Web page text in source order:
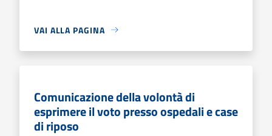
VAI ALLA PAGINA
Comunicazione della volontà di
esprimere il voto presso ospedali e case
di riposo